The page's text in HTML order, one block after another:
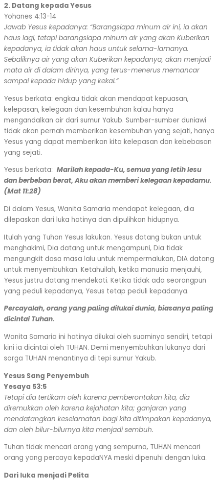
2. Datang kepada Yesus
Yohanes 4:13-14
Jawab Yesus kepadanya: “Barangsiapa minum air ini, ia akan
haus lagi, tetapi barangsiapa minum air yang akan Kuberikan
kepadanya, ia tidak akan haus untuk selama-lamanya.
Sebaliknya air yang akan Kuberikan kepadanya, akan menjadi
mata air di dalam dirinya, yang terus-menerus memancar
sampai kepada hidup yang kekal.”
Yesus berkata: engkau tidak akan mendapat kepuasan,
kelepasan, kelegaan dan kesembuhan kalau hanya
mengandalkan air dari sumur Yakub. Sumber-sumber duniawi
tidak akan pernah memberikan kesembuhan yang sejati, hanya
Yesus yang dapat memberikan kita kelepasan dan kebebasan
yang sejati.
Yesus berkata: Marilah kepada-Ku, semua yang letih lesu
dan berbeban berat, Aku akan memberi kelegaan kepadamu.
(Mat 11:28)
Di dalam Yesus, Wanita Samaria mendapat kelegaan, dia
dilepaskan dari luka hatinya dan dipulihkan hidupnya.
Itulah yang Tuhan Yesus lakukan. Yesus datang bukan untuk
menghakimi, Dia datang untuk mengampuni, Dia tidak
mengungkit dosa masa lalu untuk mempermalukan, DIA datang
untuk menyembuhkan. Ketahuilah, ketika manusia menjauhi,
Yesus justru datang mendekati. Ketika tidak ada seorangpun
yang peduli kepadanya, Yesus tetap peduli kepadanya.
Percayalah, orang yang paling dilukai dunia, biasanya paling
dicintai Tuhan.
Wanita Samaria ini hatinya dilukai oleh suaminya sendiri, tetapi
kini ia dicintai oleh TUHAN. Demi menyembuhkan lukanya dari
sorga TUHAN menantinya di tepi sumur Yakub.
Yesus Sang Penyembuh
Yesaya 53:5
Tetapi dia tertikam oleh karena pemberontakan kita, dia
diremukkan oleh karena kejahatan kita; ganjaran yang
mendatangkan keselamatan bagi kita ditimpakan kepadanya,
dan oleh bilur-bilurnya kita menjadi sembuh.
Tuhan tidak mencari orang yang sempurna, TUHAN mencari
orang yang percaya kepadaNYA meski dipenuhi dengan luka.
Dari luka menjadi Pelita